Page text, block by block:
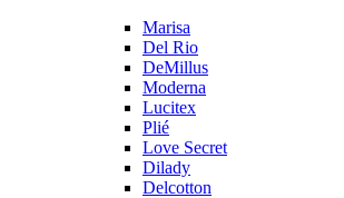
Marisa
Del Rio
DeMillus
Moderna
Lucitex
Plié
Love Secret
Dilady
Delcotton